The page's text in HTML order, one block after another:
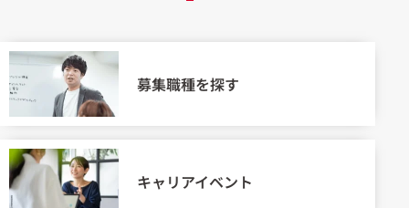
募集職種を探す
キャリアイベント